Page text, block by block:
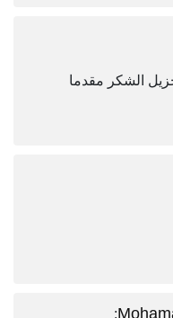
الشكر مقدما
: